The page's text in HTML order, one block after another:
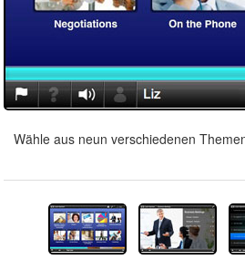
Wähle aus neun verschiedenen